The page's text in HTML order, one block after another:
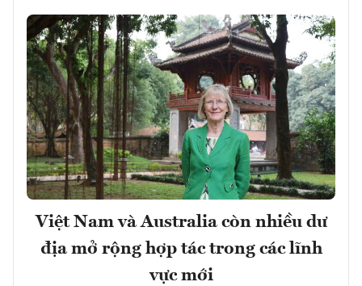
Việt Nam và Australia còn nhiều dư
địa mở rộng hợp tác trong các lĩnh
vực mới